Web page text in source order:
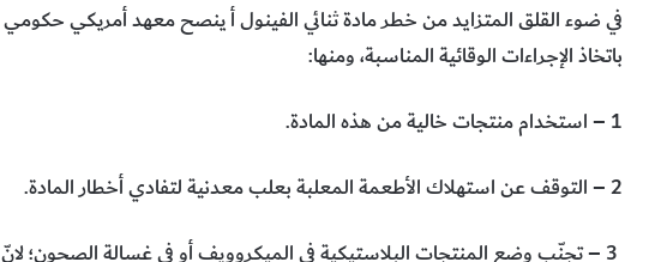
في ضوء القلق المتزايد من خطر مادة ثنائي الفينول أ ينصح معهد أمريكي
باتخاذ الإجراءات الوقائية المناسبة، ومنها:
1 – استخدام منتجات خالية من هذه المادة.
2 – التوقف عن استهلاك الأطعمة المعلبة بعلب معدنية لتفادي أخطار المادة.
3 – تجنّب وضع المنتجات البلاستيكية في الميكروويف أو في غسالة الصحون؛